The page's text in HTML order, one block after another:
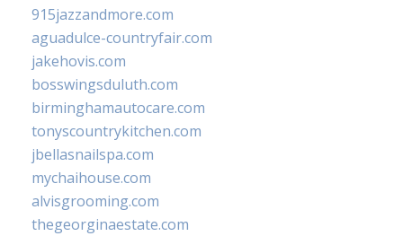
915jazzandmore.com
aguadulce-countryfair.com
jakehovis.com
bosswingsduluth.com
birminghamautocare.com
tonyscountrykitchen.com
jbellasnailspa.com
mychaihouse.com
alvisgrooming.com
thegeorginaestate.com